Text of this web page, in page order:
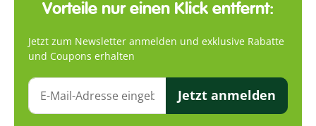
Vorteile nur einen Klick entfernt:
Jetzt zum Newsletter anmelden und exklusive Rabatte
und Coupons erhalten
Jetzt anmelden